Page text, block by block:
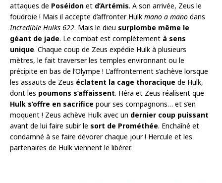
attaques de Poséidon et d’Artémis. A son arrivée, Zeus le
foudroie ! Mais il accepte d’affronter Hulk mano a mano dans
Incredible Hulks 622. Mais le dieu surplombe même le
géant de jade. Le combat est complètement à sens
unique. Chaque coup de Zeus expédie Hulk à plusieurs
mètres, le fait traverser les temples environnant ou le
précipite en bas de l’Olympe ! L’affrontement s’achève lorsque
les assauts de Zeus éclatent la cage thoracique de Hulk,
dont les poumons s’affaissent. Héra et Zeus réalisent que
Hulk s’offre en sacrifice pour ses compagnons… et s’en
moquent ! Zeus achève Hulk avec un dernier coup puissant
avant de lui faire subir le sort de Prométhée. Enchaîné et
condamné à se faire dévorer chaque jour ! Hercule et les
partenaires de Hulk viennent le libérer.